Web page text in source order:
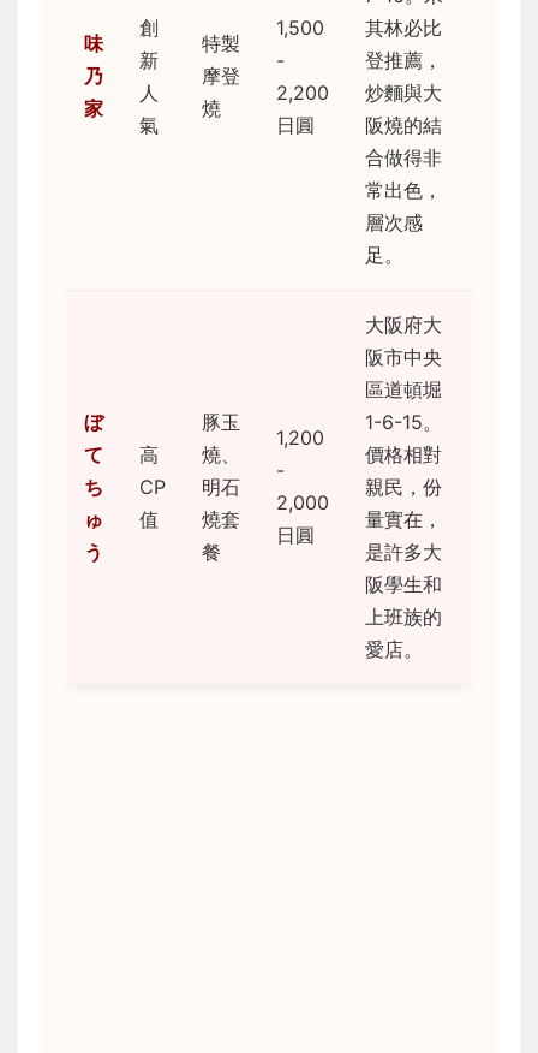
味
乃
家
創
新
人
氣
特製
摩登
燒
1,500
-
2,200
日圓
其林必比
登推薦，
炒麵與大
阪燒的結
合做得非
常出色，
層次感
足。
ぼ
て
ち
ゅ
う
高
CP
值
豚玉
燒、
明石
燒套
餐
1,200
-
2,000
日圓
大阪府大
阪市中央
區道頓堀
1-6-15。
價格相對
親民，份
量實在，
是許多大
阪學生和
上班族的
愛店。